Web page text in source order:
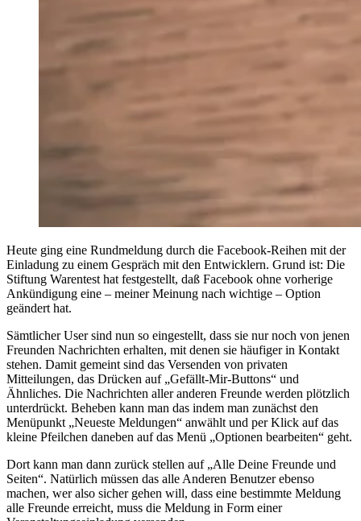
Heute ging eine Rundmeldung durch die Facebook-Reihen mit der
Einladung zu einem Gespräch mit den Entwicklern. Grund ist: Die
Stiftung Warentest hat festgestellt, daß Facebook ohne vorherige
Ankündigung eine – meiner Meinung nach wichtige – Option
geändert hat.
Sämtlicher User sind nun so eingestellt, dass sie nur noch von jenen
Freunden Nachrichten erhalten, mit denen sie häufiger in Kontakt
stehen. Damit gemeint sind das Versenden von privaten
Mitteilungen, das Drücken auf „Gefällt-Mir-Buttons“ und
Ähnliches. Die Nachrichten aller anderen Freunde werden plötzlich
unterdrückt. Beheben kann man das indem man zunächst den
Menüpunkt „Neueste Meldungen“ anwählt und per Klick auf das
kleine Pfeilchen daneben auf das Menü „Optionen bearbeiten“ geht.
Dort kann man dann zurück stellen auf „Alle Deine Freunde und
Seiten“. Natürlich müssen das alle Anderen Benutzer ebenso
machen, wer also sicher gehen will, dass eine bestimmte Meldung
alle Freunde erreicht, muss die Meldung in Form einer